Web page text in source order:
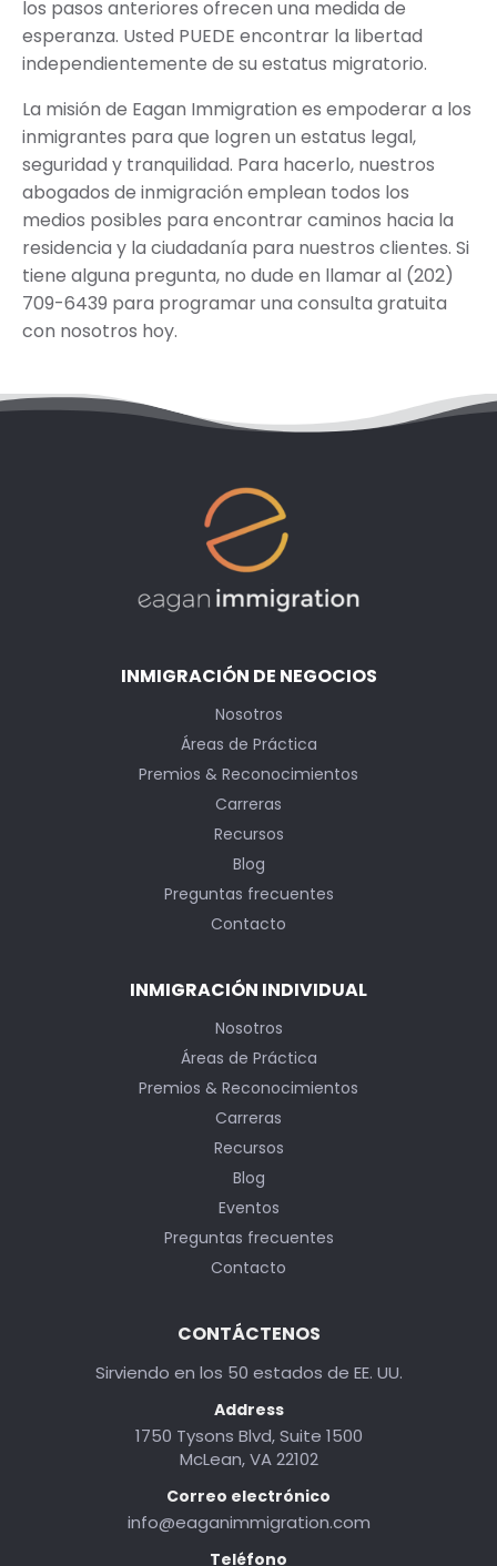
los pasos anteriores ofrecen una medida de
esperanza. Usted PUEDE encontrar la libertad
independientemente de su estatus migratorio.
La misión de Eagan Immigration es empoderar a los
inmigrantes para que logren un estatus legal,
seguridad y tranquilidad. Para hacerlo, nuestros
abogados de inmigración emplean todos los
medios posibles para encontrar caminos hacia la
residencia y la ciudadanía para nuestros clientes. Si
tiene alguna pregunta, no dude en llamar al (202)
709-6439 para programar una consulta gratuita
con nosotros hoy.
INMIGRACIÓN DE NEGOCIOS
Nosotros
Áreas de Práctica
Premios & Reconocimientos
Carreras
Recursos
Blog
Preguntas frecuentes
Contacto
INMIGRACIÓN INDIVIDUAL
Nosotros
Áreas de Práctica
Premios & Reconocimientos
Carreras
Recursos
Blog
Eventos
Preguntas frecuentes
Contacto
CONTÁCTENOS
Sirviendo en los 50 estados de EE. UU.
Address
1750 Tysons Blvd, Suite 1500
McLean, VA 22102
Correo electrónico
info@eaganimmigration.com
Teléfono